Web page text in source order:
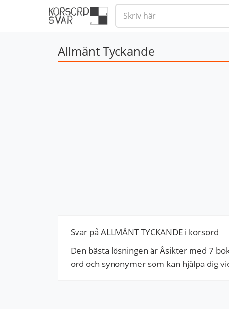
Allmänt Tyckande
Svar på ALLMÄNT TYCKANDE i korsord
Den bästa lösningen är Åsikter med 7
ord och synonymer som kan hjälpa dig